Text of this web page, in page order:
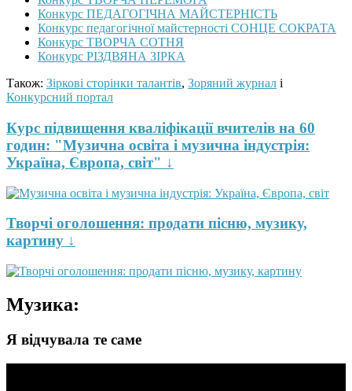
Конкурс ПЕДАГОГІЧНА МАЙСТЕРНІСТЬ
Конкурс педагогічної майстерності СОНЦЕ СОКРАТА
Конкурс ТВОРЧА СОТНЯ
Конкурс РІЗДВЯНА ЗІРКА
Також: Зіркові сторінки талантів, Зоряний журнал і
Конкурсний портал
Курс підвищення кваліфікації вчителів на 60
годин: "Музична освіта і музична індустрія:
Україна, Європа, світ" ↓
Творчі оголошення: продати пісню, музику,
картину ↓
Музика:
Я відчувала те саме